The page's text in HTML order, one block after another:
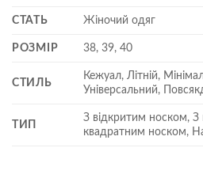
СТАТЬ Жіночий одяг
РОЗМІР 38, 39, 40
СТИЛЬ
Кежуал, Літній,
Універсальний,
ТИП
З відкритим носком, З
квадратним носком,